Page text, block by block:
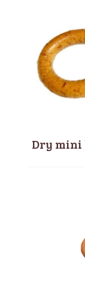
Dry mini